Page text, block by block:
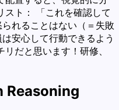
スト： 「これを確認して
れることはない（＝失敗
安心して行動できるよう
だと思います！研修、
Reasoning